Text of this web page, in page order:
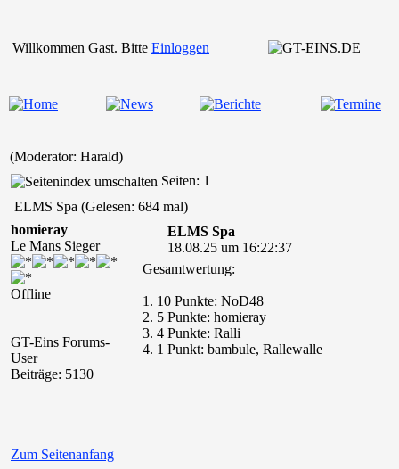
Willkommen Gast. Bitte Einloggen
(Moderator: Harald)
Seiten: 1
ELMS Spa (Gelesen: 684 mal)
homieray
Le Mans Sieger
Offline
GT-Eins Forums-
User
Beiträge: 5130
ELMS Spa
18.08.25 um 16:22:37
Gesamtwertung:
1. 10 Punkte: NoD48
2. 5 Punkte: homieray
3. 4 Punkte: Ralli
4. 1 Punkt: bambule, Rallewalle
Zum Seitenanfang